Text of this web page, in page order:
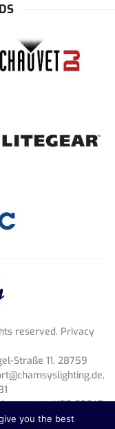
reserved. Privacy
Straße 11, 28759
,
entry: HRB 33047
Brooksbank
you the best